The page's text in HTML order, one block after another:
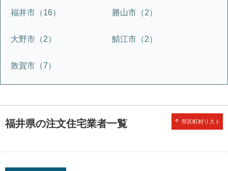
福井市（16） 勝山市（2）
大野市（2） 鯖江市（2）
敦賀市（7）
福井県の注文住宅業者一覧 arrow_upward 市区町村リスト